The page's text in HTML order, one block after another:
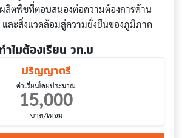
ลิตพืชที่ตอบสนองต่อความต้องการด้าน
และสิ่งแวดล้อมสู่ความยั่งยืนของภูมิภาค
ทำไมต้องเรียน วท.บ
ปริญญาตรี
ค่าเรียนโดยประมาณ
15,000
บาท/เทอม